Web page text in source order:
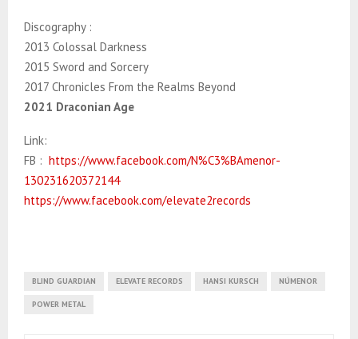
Discography :
2013 Colossal Darkness
2015 Sword and Sorcery
2017 Chronicles From the Realms Beyond
2021 Draconian Age
Link:
FB : https://www.facebook.com/N%C3%BAmenor-
130231620372144
https://www.facebook.com/elevate2records
BLIND GUARDIAN ELEVATE RECORDS HANSI KURSCH NÚMENOR
POWER METAL